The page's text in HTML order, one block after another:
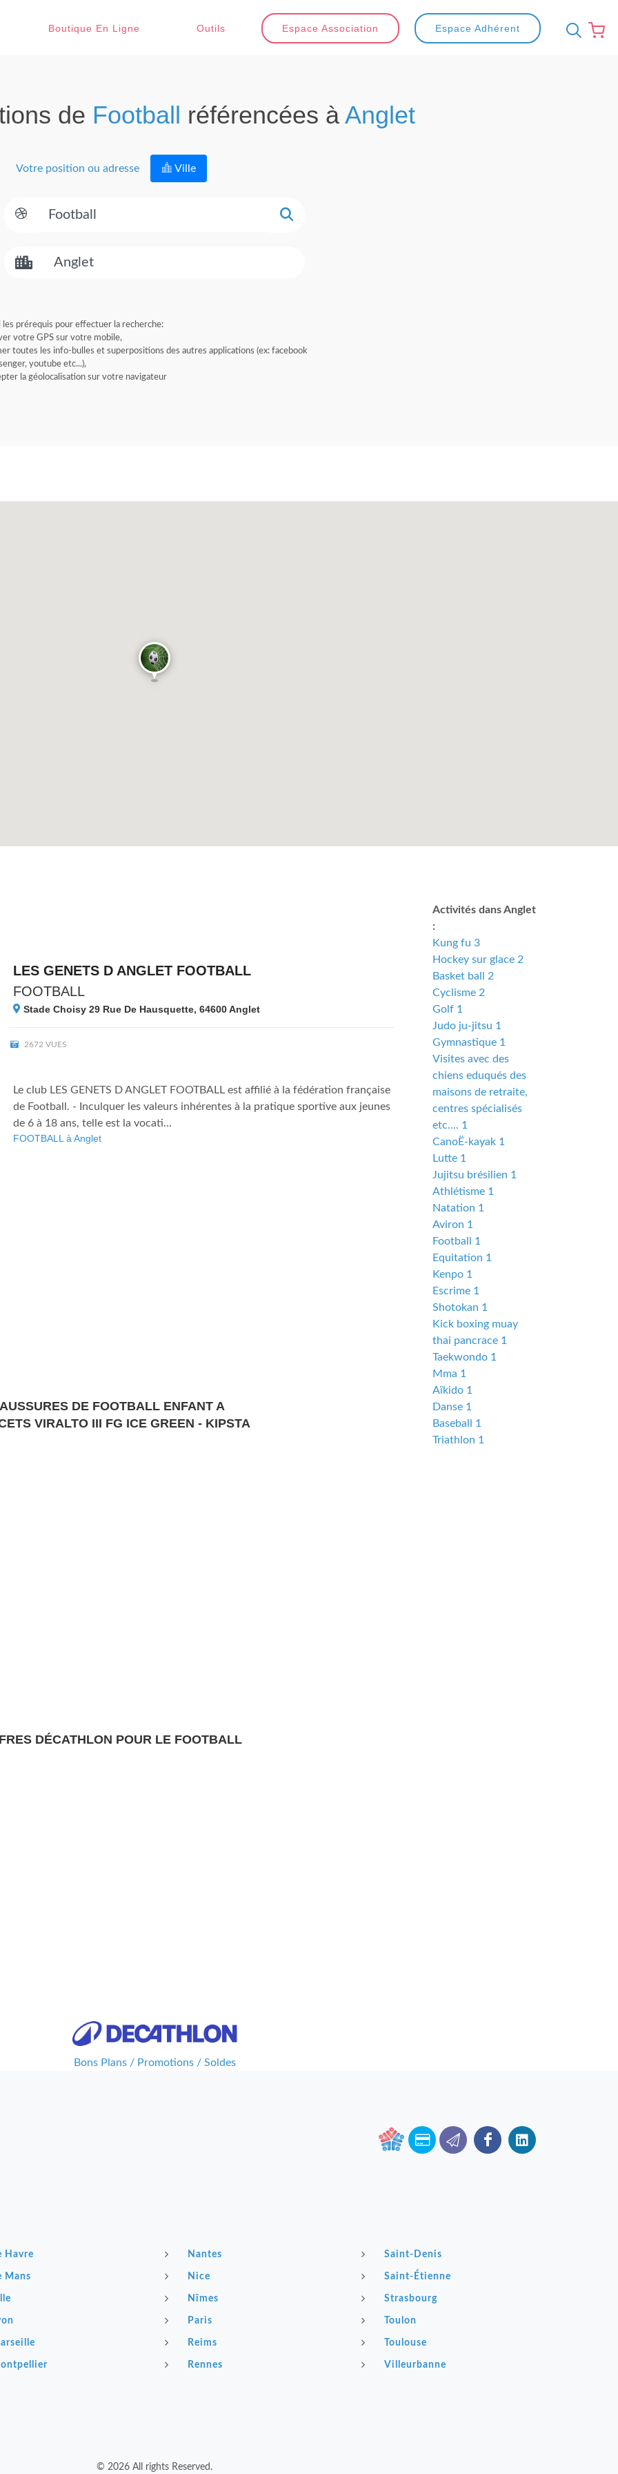
Boutique En Ligne Outils Espace Association Espace Adhérent
de Football référencées àAnglet
Votre position ou adresse Ville
les prérequis pour effectuer la recherche:
votre GPS sur votre mobile,
toutes les info-bulles et superpositions des autres applications (ex: facebook
youtube etc...),
la géolocalisation sur votre navigateur
LES GENETS D ANGLET FOOTBALL
FOOTBALL
Stade Choisy 29 Rue De Hausquette, 64600Anglet
2672 VUES
Le club LES GENETS D ANGLET FOOTBALL est affilié à la fédération française
de Football. - Inculquer les valeurs inhérentes à la pratique sportive aux jeunes
de 6 à 18 ans, telle est la vocati...
FOOTBALL à Anglet
DE FOOTBALL ENFANT A
VIRALTO III FG ICE GREEN - KIPSTA
DÉCATHLON POUR LE FOOTBALL
Activités dans Anglet
:
Kung fu 3
Hockey sur glace 2
Basket ball 2
Cyclisme 2
Golf 1
Judo ju-jitsu 1
Gymnastique 1
Visites avec des
chiens eduqués des
maisons de retraite,
centres spécialisés
etc.... 1
CanoË-kayak 1
Lutte 1
Jujitsu brésilien 1
Athlétisme 1
Natation 1
Aviron 1
Football 1
Equitation 1
Kenpo 1
Escrime 1
Shotokan 1
Kick boxing muay
thai pancrace 1
Taekwondo 1
Mma 1
Aïkido 1
Danse 1
Baseball 1
Triathlon 1
Bons Plans / Promotions / Soldes
Havre
Mans
Nantes
Nice
Nîmes
Paris
Reims
Rennes
Saint-Denis
Saint-Étienne
Strasbourg
Toulon
Toulouse
Villeurbanne
© 2026 All rights Reserved.